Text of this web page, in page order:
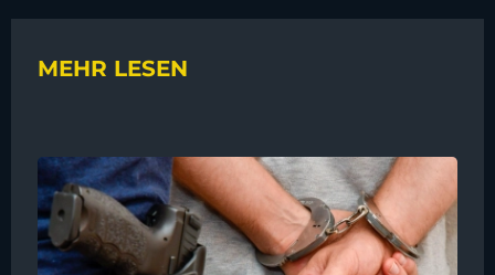
MEHR LESEN